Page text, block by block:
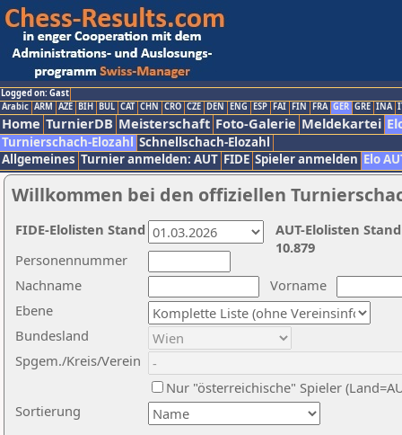
Logged on: Gast
Arabic ARM AZE BIH BUL CAT CHN CRO CZE DEN ENG ESP FAI FIN FRA GER GRE INA
Home TurnierDB Meisterschaft Foto-Galerie Meldekartei
Turnierschach-Elozahl Schnellschach-Elozahl
Allgemeines Turnier anmelden: AUT FIDE Spieler anmelden Elo
Willkommen bei den offiziellen
Nachname
Vorname
Ebene
Sortierung
Personennummer
Bundesland
Spgem./Kreis/Verein
Nur "österreichische" Spieler
AUT-Elolisten
10.879
FIDE-Elolisten Stand